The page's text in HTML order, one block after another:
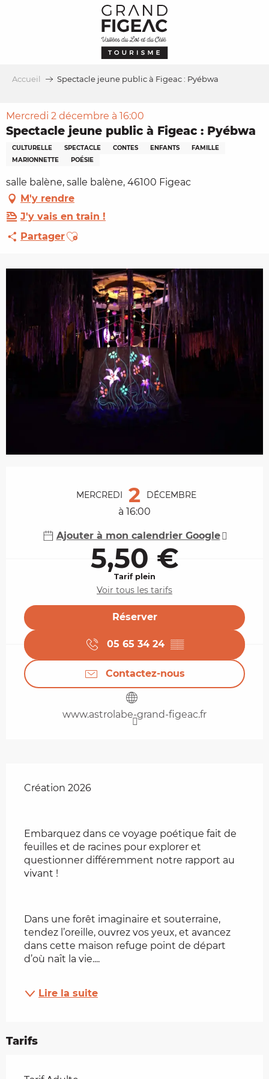
Accueil Spectacle jeune public à Figeac : Pyébwa
Mercredi 2 décembre à 16:00
Spectacle jeune public à Figeac : Pyébwa
CULTURELLE SPECTACLE CONTES ENFANTS
FAMILLE
MARIONNETTE
POÉSIE
salle balène, salle balène, 46100 Figeac
M'y rendre
J'y vais en train !
PartagerAjouter aux favoris
MERCREDI 2 DÉCEMBRE
à 16:00
Ajouter à mon calendrier Google
5,50 €
Tarif plein
Voir tous les tarifs
Réserver
05 65 34 24 ▒▒
Contactez-nous
www.astrolabe-grand-figeac.fr
Création 2026
Embarquez dans ce voyage poétique fait de
feuilles et de racines pour explorer et
questionner différemment notre rapport au
vivant !
Dans une forêt imaginaire et souterraine,
tendez l’oreille, ouvrez vos yeux, et avancez
dans cette maison refuge point de départ
d’où naît la vie....
Lire la suite
Tarifs